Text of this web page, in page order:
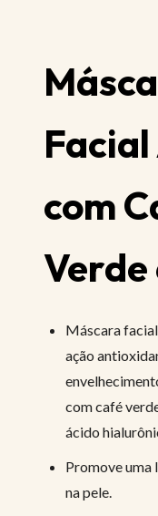
com
Verde
Máscara
ação
com café
ácido
Promove uma
na pele.